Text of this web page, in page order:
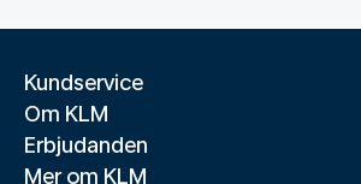
Kundservice
Om KLM
Erbjudanden
Mer om KLM